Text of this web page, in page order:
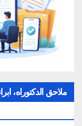
ملاحق الدكتوراه،